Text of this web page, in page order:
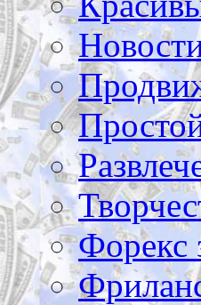
Форекс